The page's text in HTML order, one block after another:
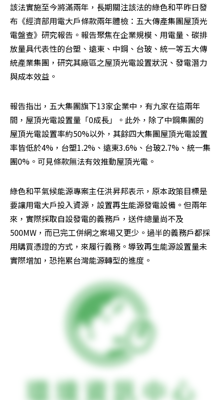
該法實施至今將滿兩年，長期關注該法的綠色和平昨日發
布《經濟部用電大戶條款兩年體檢：五大傳產集團屋頂光
電盤查》研究報告。報告聚焦在企業規模、用電量、碳排
放量具代表性的台塑、遠東、中鋼、台玻、統一等五大傳
統產業集團，研究其廠區之屋頂光電設置狀況、發電潛力
與成本效益。
報告指出，五大集團旗下13家企業中，有九家在這兩年
間，屋頂光電設置量「0成長」。此外，除了中鋼集團的
屋頂光電設置率約50%以外，其餘四大集團屋頂光電設置
率皆低於4%，台塑1.2%、遠東3.6%、台玻2.7%、統一集
團0%。可見條款無法有效推動屋頂光電。
綠色和平氣候能源專案主任洪昇邦表示，原本政策目標是
要讓用電大戶投入資源，設置再生能源發電設備。但兩年
來，實際採取自設發電的義務戶，送件總量尚不及
500MW，而已完工併網之案場又更少。過半的義務戶都採
用購買憑證的方式，來履行義務。導致再生能源設置量未
實際增加，恐拖累台灣能源轉型的進度。